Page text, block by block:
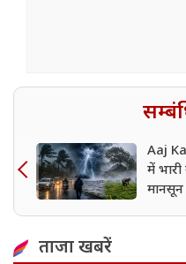
Aaj
में
ताजा खबरें